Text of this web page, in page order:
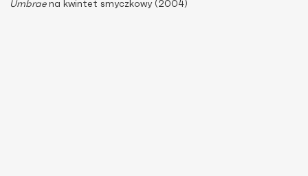
Umbraena kwintet smyczkowy (2004)